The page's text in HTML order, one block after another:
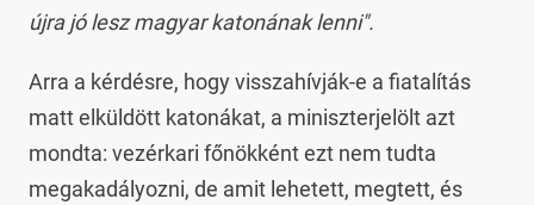
újra jó lesz magyar katonának lenni".
Arra a kérdésre, hogy visszahívják-e a fiatalítás
matt elküldött katonákat, a miniszterjelölt azt
mondta: vezérkari főnökként ezt nem tudta
megakadályozni, de amit lehetett, megtett, és